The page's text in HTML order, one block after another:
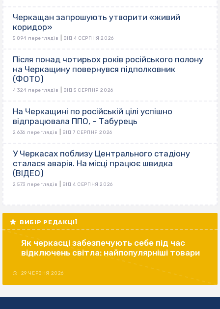
Черкащан запрошують утворити «живий
коридор»
5 894 переглядів ВІД 4 СЕРПНЯ 2026
Після понад чотирьох років російського полону
на Черкащину повернувся підполковник
(ФОТО)
4 324 переглядів ВІД 5 СЕРПНЯ 2026
На Черкащині по російській цілі успішно
відпрацювала ППО, – Табурець
2 636 переглядів ВІД 7 СЕРПНЯ 2026
У Черкасах поблизу Центрального стадіону
сталася аварія. На місці працює швидка
(ВІДЕО)
2 573 переглядів ВІД 4 СЕРПНЯ 2026
ВИБІР РЕДАКЦІЇ
Як черкасці забезпечують себе під час
відключень світла: найпопулярніші товари
29 ЧЕРВНЯ 2026